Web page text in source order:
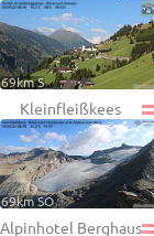
69km S
Kleinfleißkees
69km SO
Alpinhotel Berghaus